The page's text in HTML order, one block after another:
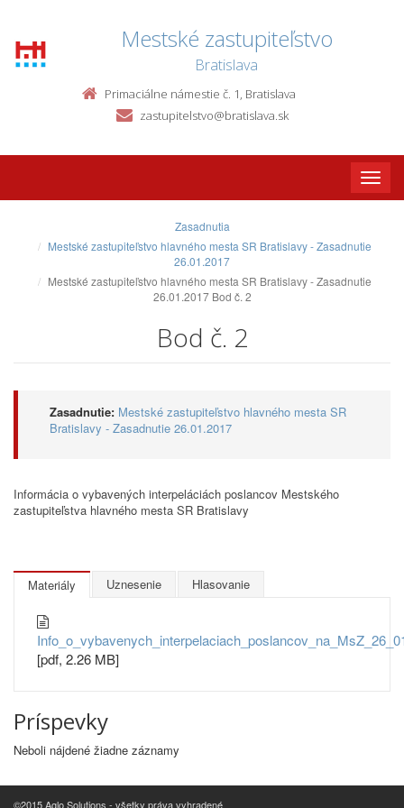
Mestské zastupiteľstvo
Bratislava
Primaciálne námestie č. 1, Bratislava
zastupitelstvo@bratislava.sk
Toggle
Zasadnutia
Mestské zastupiteľstvo hlavného mesta SR Bratislavy - Zasadnutie
26.01.2017
Mestské zastupiteľstvo hlavného mesta SR Bratislavy - Zasadnutie
26.01.2017 Bod č. 2
Bod č. 2
Zasadnutie: Mestské zastupiteľstvo hlavného mesta SR
Bratislavy - Zasadnutie 26.01.2017
Informácia o vybavených interpeláciách poslancov Mestského
zastupiteľstva hlavného mesta SR Bratislavy
Materiály Uznesenie Hlasovanie
[pdf, 2.26 MB]
Príspevky
Neboli nájdené žiadne záznamy
©2015 Aglo Solutions - všetky práva vyhradené